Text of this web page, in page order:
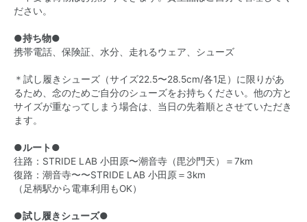
ださい。
●持ち物●
携帯電話、保険証、水分、走れるウェア、シューズ
＊試し履きシューズ（サイズ22.5〜28.5cm/各1足）に限りがあ
るため、念のためご自分のシューズをお持ちください。他の方と
サイズが重なってしまう場合は、当日の先着順とさせていただき
ます。
●ルート●
往路：STRIDE LAB 小田原〜潮音寺（毘沙門天）＝7km
復路：潮音寺〜〜STRIDE LAB 小田原＝3km
（足柄駅から電車利用もOK）
●試し履きシューズ●